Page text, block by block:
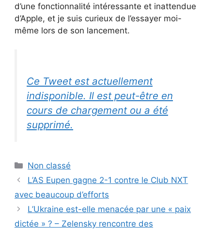
d’une fonctionnalité intéressante et inattendue
d’Apple, et je suis curieux de l’essayer moi-
même lors de son lancement.
Ce Tweet est actuellement
indisponible. Il est peut-être en
cours de chargement ou a été
supprimé.
Catégories
Non classé
L’AS Eupen gagne 2-1 contre le Club NXT
avec beaucoup d’efforts
L’Ukraine est-elle menacée par une « paix
dictée » ? – Zelensky rencontre des